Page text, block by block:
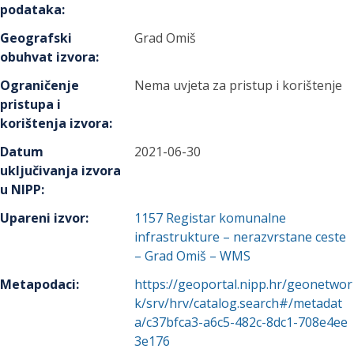
podataka:
Geografski
obuhvat izvora:
Grad Omiš
Ograničenje
pristupa i
korištenja izvora:
Nema uvjeta za pristup i korištenje
Datum
uključivanja izvora
u NIPP:
2021-06-30
Upareni izvor: 1157 Registar komunalne
infrastrukture – nerazvrstane ceste
– Grad Omiš – WMS
Metapodaci:
https://geoportal.nipp.hr/geonetwor
k/srv/hrv/catalog.search#/metadat
a/c37bfca3-a6c5-482c-8dc1-708e4ee
3e176